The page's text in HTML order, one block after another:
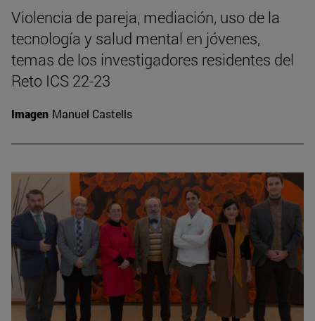
Violencia de pareja, mediación, uso de la
tecnología y salud mental en jóvenes,
temas de los investigadores residentes del
Reto ICS 22-23
Imagen Manuel Castells